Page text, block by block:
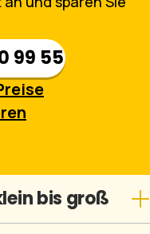
99 55
bis groß